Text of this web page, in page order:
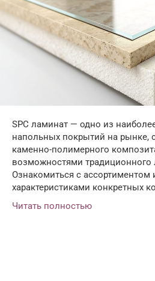
SPC ламинат — одно из
напольных покрытий на рынке,
каменно-полимерного
возможностями традиционного
Ознакомиться с ассортиментом
характеристиками конкретных
Читать полностью